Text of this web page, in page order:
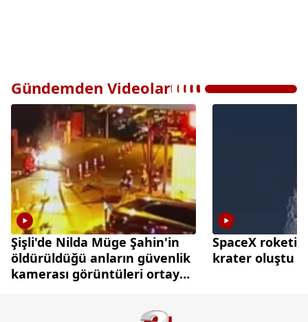
Gündemden Videolar
Şişli'de Nilda Müge Şahin'in
öldürüldüğü anların güvenlik
kamerası görüntüleri ortaya
SpaceX roketi
krater oluştu